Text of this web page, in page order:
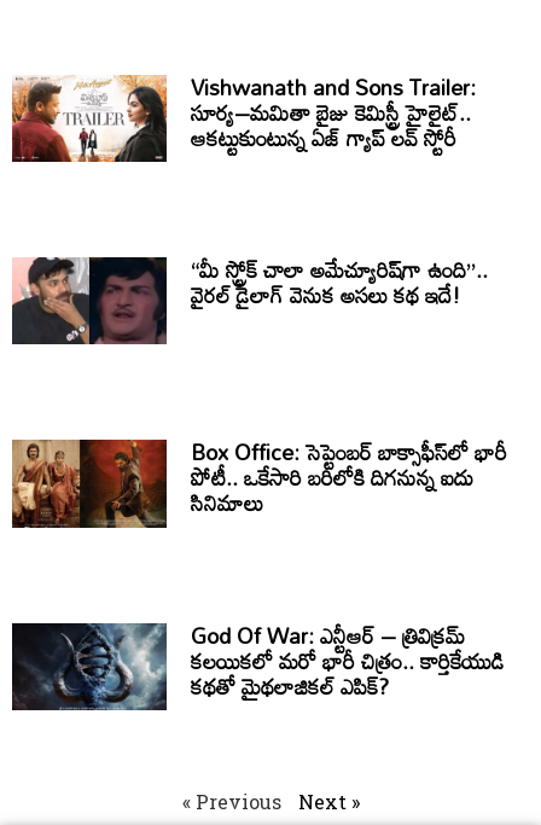
Vishwanath and Sons Trailer:
సూర్య–మమితా బైజు కెమిస్ట్రీ హైలైట్..
ఆకట్టుకుంటున్న ఏజ్ గ్యాప్ లవ్ స్టోరీ
“మీ స్ట్రోక్ చాలా అమేచ్యూరిష్‌గా ఉంది”..
వైరల్ డైలాగ్ వెనుక అసలు కథ ఇదే!
Box Office: సెప్టెంబర్ బాక్సాఫీస్‌లో భారీ
పోటీ.. ఒకేసారి బరిలోకి దిగనున్న ఐదు
సినిమాలు
God Of War: ఎన్టీఆర్ – త్రివిక్రమ్
కలయికలో మరో భారీ చిత్రం.. కార్తికేయుడి
కథతో మైథలాజికల్ ఎపిక్?
« Previous Next »